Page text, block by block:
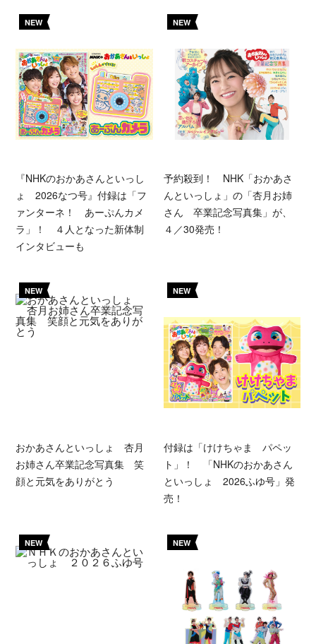
NEW
『NHKのおかあさんといっし
ょ 2026なつ号』付録は「フ
ァンターネ！ あーぷんカメ
ラ」！ ４人となった新体制
インタビューも
NEW
予約殺到！ NHK「おかあさ
んといっしょ」の「杏月お姉
さん 卒業記念写真集」が、
４／30発売！
NEW
おかあさんといっしょ 杏月
お姉さん卒業記念写真集 笑
顔と元気をありがとう
NEW
付録は「けけちゃま パペッ
ト」！ 「NHKのおかあさん
といっしょ 2026ふゆ号」発
売！
NEW NEW